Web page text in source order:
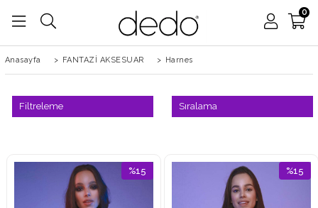
0
Anasayfa > FANTAZİ AKSESUAR > Harnes
Filtreleme Sıralama
%15
%15